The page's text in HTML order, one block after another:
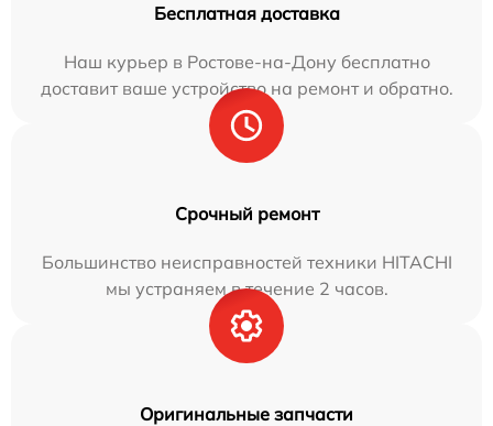
Бесплатная доставка
Наш курьер в Ростове-на-Дону бесплатно
доставит ваше устройство на ремонт и обратно.
Срочный ремонт
Большинство неисправностей техники HITACHI
мы устраняем в течение 2 часов.
Оригинальные запчасти